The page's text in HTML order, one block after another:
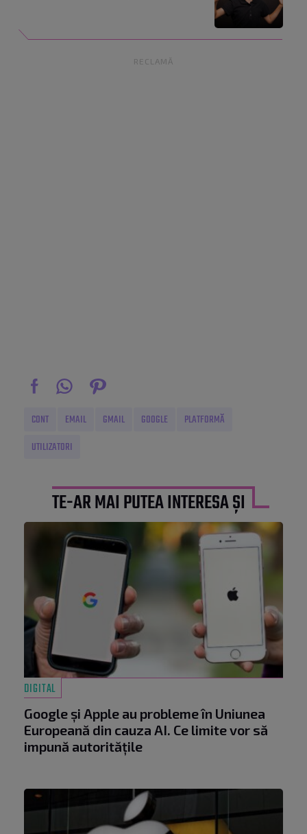
RECLAMĂ
CONT EMAIL GMAIL GOOGLE
PLATFORMĂ
UTILIZATORI
TE-AR MAI PUTEA INTERESA ȘI
DIGITAL
Google și Apple au probleme în Uniunea
Europeană din cauza AI. Ce limite vor să
impună autoritățile